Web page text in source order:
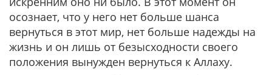
осознает, что у него нет больше шанса
вернуться в этот мир, нет больше надежды на
жизнь и он лишь от безысходности своего
положения вынужден вернуться к Аллаху.